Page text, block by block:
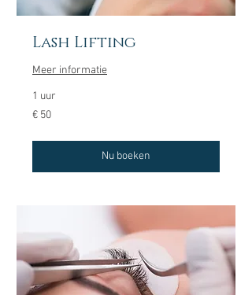
Lash Lifting
Meer informatie
1 uur
50
euro
€ 50
Nu boeken